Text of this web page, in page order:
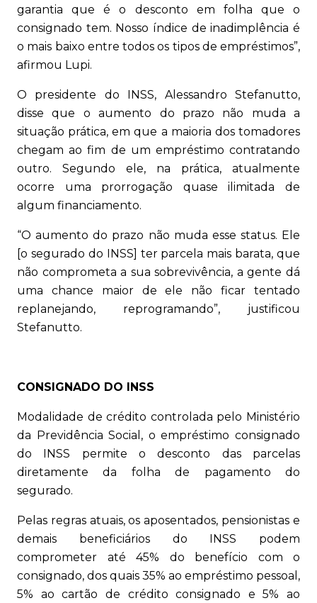
garantia que é o desconto em folha que o
consignado tem. Nosso índice de inadimplência é
o mais baixo entre todos os tipos de empréstimos”,
afirmou Lupi.
O presidente do INSS, Alessandro Stefanutto,
disse que o aumento do prazo não muda a
situação prática, em que a maioria dos tomadores
chegam ao fim de um empréstimo contratando
outro. Segundo ele, na prática, atualmente
ocorre uma prorrogação quase ilimitada de
algum financiamento.
“O aumento do prazo não muda esse status. Ele
[o segurado do INSS] ter parcela mais barata, que
não comprometa a sua sobrevivência, a gente dá
uma chance maior de ele não ficar tentado
replanejando, reprogramando”, justificou
Stefanutto.
CONSIGNADO DO INSS
Modalidade de crédito controlada pelo Ministério
da Previdência Social, o empréstimo consignado
do INSS permite o desconto das parcelas
diretamente da folha de pagamento do
segurado.
Pelas regras atuais, os aposentados, pensionistas e
demais beneficiários do INSS podem
comprometer até 45% do benefício com o
consignado, dos quais 35% ao empréstimo pessoal,
5% ao cartão de crédito consignado e 5% ao